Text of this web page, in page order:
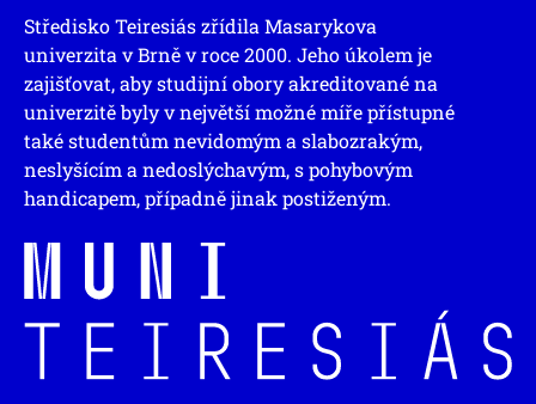
Středisko Teiresiás zřídila Masarykova
univerzita v Brně v roce 2000. Jeho úkolem je
zajišťovat, aby studijní obory akreditované na
univerzitě byly v největší možné míře přístupné
také studentům nevidomým a slabozrakým,
neslyšícím a nedoslýchavým, s pohybovým
handicapem, případně jinak postiženým.